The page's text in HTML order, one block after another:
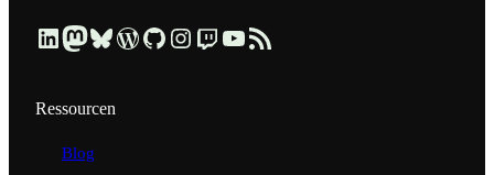
Beruflich über LinkedIn vernetzen Dezentral über Mastodon folgen Kurzmeldungen über Bluesky lesen Profil & Contributions auf WordPress.org ansehen Code & Repositories über GitHub erkunden Visuelle Einblicke über Instagram ansehen Streams & Tech-Talks über Twitch schauen Videos & Tutorials über YouTube ansehen Blog-Updates über RSS-Feed abonnieren
Ressourcen
Blog